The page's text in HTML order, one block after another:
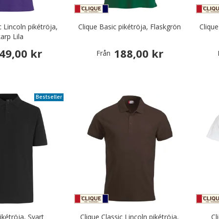
Lincoln pikétröja,
Lila
kr
Clique Basic pikétröja, Flaskgrön
Från 188,00 kr
Bestseller
Svart Clique Classic Lincoln pikétröja,